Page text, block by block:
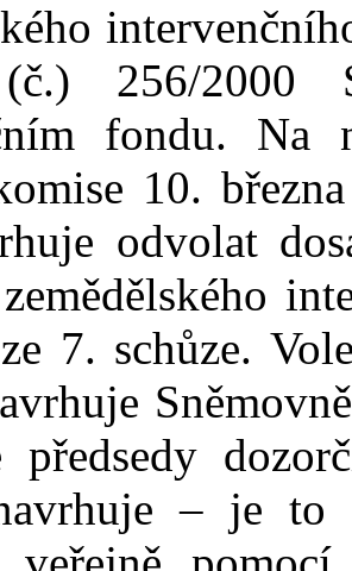
256/2000
fondu.
10.
odvolat
7. schůze.
předsedy
– je to